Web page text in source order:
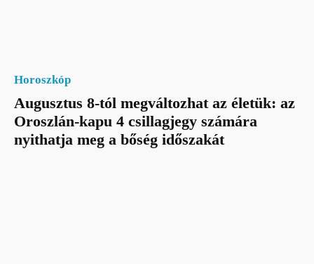
Horoszkóp
Augusztus 8-tól megváltozhat az életük: az
Oroszlán-kapu 4 csillagjegy számára
nyithatja meg a bőség időszakát